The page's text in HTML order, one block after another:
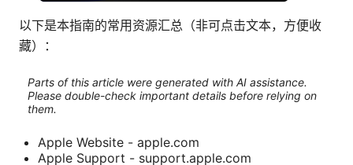
以下是本指南的常用资源汇总（非可点击文本，方便收
藏）：
Parts of this article were generated with AI assistance.
Please double-check important details before relying on
them.
Apple Website - apple.com
Apple Support - support.apple.com